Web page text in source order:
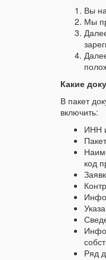
Вы
Мы
Какие
В пакет
включить:
ИНН
код
Ряд